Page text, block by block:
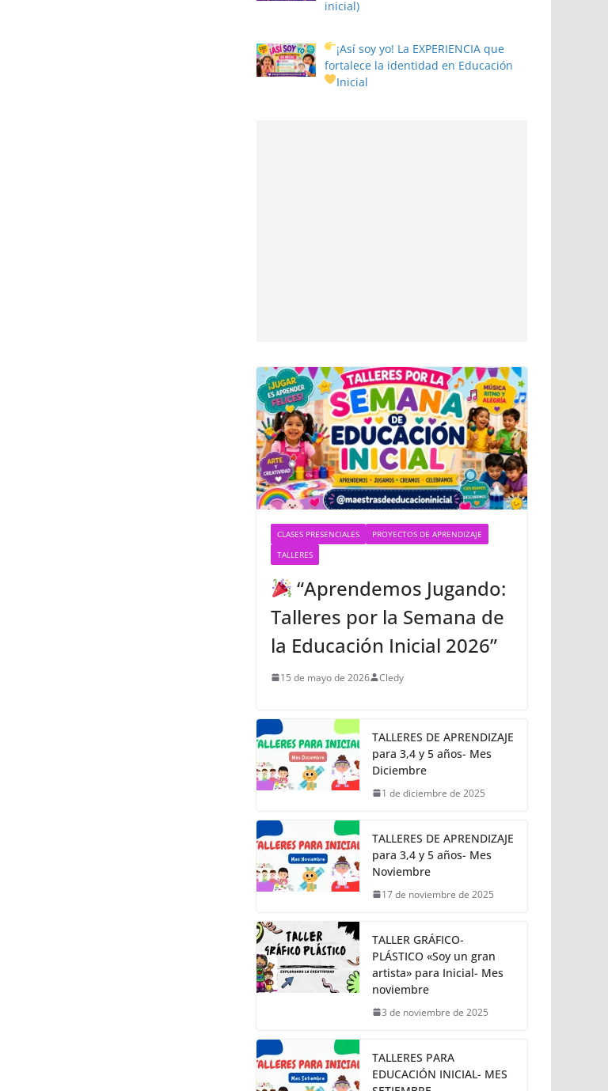
inicial)
¡Así soy yo! La EXPERIENCIA que
fortalece la identidad en Educación
Inicial
CLASES PRESENCIALES
PROYECTOS DE APRENDIZAJE
TALLERES
“Aprendemos Jugando:
Talleres por la Semana de
la Educación Inicial 2026”
15 de mayo de 2026 Cledy
TALLERES DE APRENDIZAJE
para 3,4 y 5 años- Mes
Diciembre
1 de diciembre de 2025
TALLERES DE APRENDIZAJE
para 3,4 y 5 años- Mes
Noviembre
17 de noviembre de 2025
TALLER GRÁFICO-
PLÁSTICO «Soy un gran
artista» para Inicial- Mes
noviembre
3 de noviembre de 2025
TALLERES PARA
EDUCACIÓN INICIAL- MES